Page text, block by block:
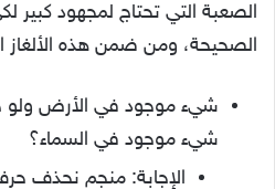
الصعبة التي تحتاج لمجهود كبير
الصحيحة، ومن ضمن هذه الألغاز
شيء موجود في الأرض ولو
شيء موجود في السماء؟
الإجابة: منجم نحذف